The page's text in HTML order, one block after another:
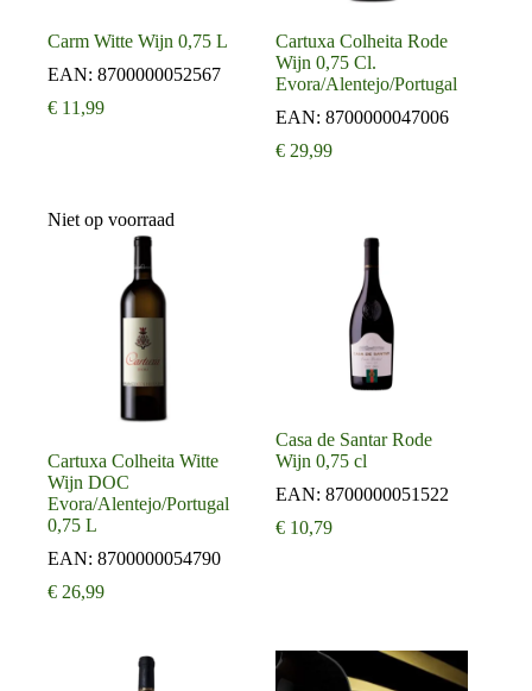
Carm Witte Wijn 0,75 L
EAN: 8700000052567
€ 11,99
Cartuxa Colheita Rode
Wijn 0,75 Cl.
Evora/Alentejo/Portugal
EAN:8700000047006
€ 29,99
Niet op voorraad
Cartuxa Colheita Witte
Wijn DOC
Evora/Alentejo/Portugal
0,75 L
EAN: 8700000054790
€ 26,99
Casa de Santar Rode
Wijn 0,75 cl
EAN:8700000051522
€ 10,79